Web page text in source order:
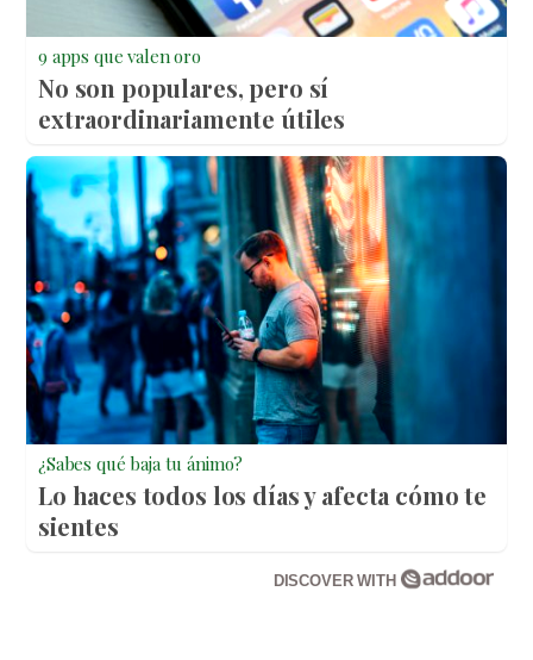
9 apps que valen oro
No son populares, pero sí
extraordinariamente útiles
¿Sabes qué baja tu ánimo?
Lo haces todos los días y afecta cómo te
sientes
DISCOVER WITH